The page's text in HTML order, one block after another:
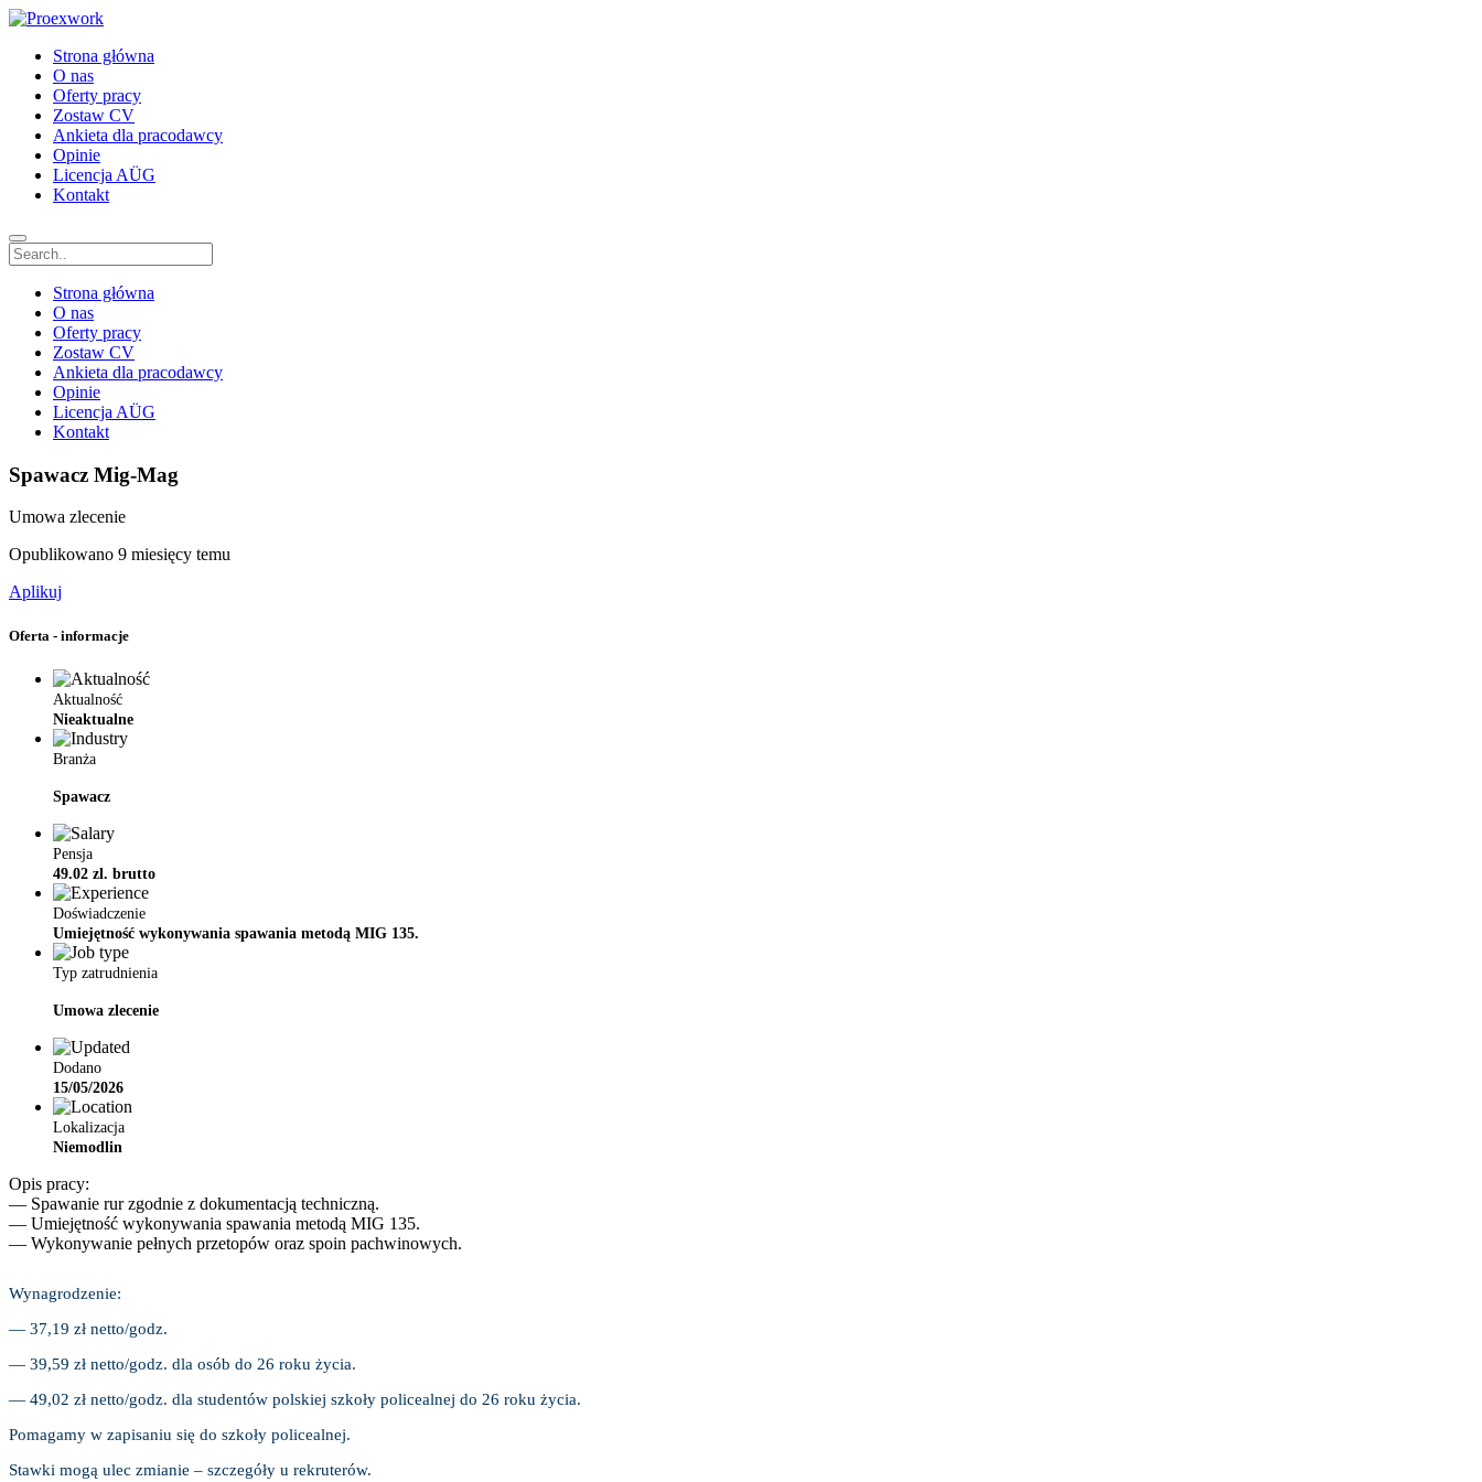
Strona główna
O nas
Oferty pracy
Zostaw CV
Ankieta dla pracodawcy
Opinie
Licencja AÜG
Kontakt
Strona główna
O nas
Oferty pracy
Zostaw CV
Ankieta dla pracodawcy
Opinie
Licencja AÜG
Kontakt
Spawacz Mig-Mag
Umowa zlecenie
Opublikowano 9 miesięcy temu
Aplikuj
Oferta - informacje
Aktualność
Nieaktualne
Branża
Spawacz
Pensja
49.02 zl. brutto
Doświadczenie
Umiejętność wykonywania spawania metodą MIG 135.
Typ zatrudnienia
Umowa zlecenie
Dodano
15/05/2026
Lokalizacja
Niemodlin
Opis pracy:
— Spawanie rur zgodnie z dokumentacją techniczną.
— Umiejętność wykonywania spawania metodą MIG 135.
— Wykonywanie pełnych przetopów oraz spoin pachwinowych.
Wynagrodzenie:
— 37,19 zł netto/godz.
— 39,59 zł netto/godz. dla osób do 26 roku życia.
— 49,02 zł netto/godz. dla studentów polskiej szkoły policealnej do 26 roku życia.
Pomagamy w zapisaniu się do szkoły policealnej.
Stawki mogą ulec zmianie – szczegóły u rekruterów.